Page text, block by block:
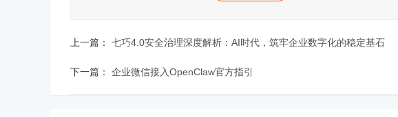
上一篇： 七巧4.0安全治理深度解析：AI时代，筑牢企业数字化的稳定基石
下一篇： 企业微信接入OpenClaw官方指引